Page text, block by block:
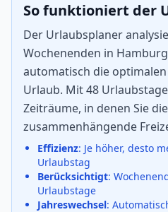
So funktioniert der
Der Urlaubsplaner
Wochenenden in
automatisch die
Urlaub. Mit 48
Zeiträume, in denen Sie
zusammenhängende
Effizienz: Je höher, desto
Urlaubstag
Berücksichtigt:
Urlaubstage
Jahreswechsel: